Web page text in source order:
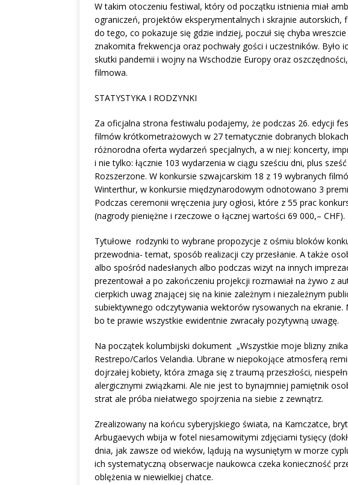
W takim otoczeniu festiwal, który od początku istnienia miał
ograniczeń, projektów eksperymentalnych i skrajnie
do tego, co pokazuje się gdzie indziej, poczuł się chyba
znakomita frekwencja oraz pochwały gości i uczestników. Było
skutki pandemii i wojny na Wschodzie Europy oraz
filmowa.
STATYSTYKA I RODZYNKI
Za oficjalna strona festiwalu podajemy, że podczas 26. edycji
filmów krótkometrażowych w 27 tematycznie dobranych
różnorodna oferta wydarzeń specjalnych, a w niej: koncerty,
i nie tylko: łącznie 103 wydarzenia w ciągu sześciu dni, plus
Rozszerzone. W konkursie szwajcarskim 18 z 19 wybranych
Winterthur, w konkursie międzynarodowym odnotowano 3
Podczas ceremonii wręczenia jury ogłosi, które z 55 prac
(nagrody pieniężne i rzeczowe o łącznej wartości 69 000,– CHF).
Tytułowe rodzynki to wybrane propozycje z ośmiu bloków
przewodnia- temat, sposób realizacji czy przesłanie. A także
albo spośród nadesłanych albo podczas wizyt na innych
prezentował a po zakończeniu projekcji rozmawiał na żywo z
cierpkich uwag znającej się na kinie zależnym i niezależnym
subiektywnego odczytywania wektorów rysowanych na
bo te prawie wszystkie ewidentnie zwracały pozytywną uwagę.
Na początek kolumbijski dokument „Wszystkie moje blizny
Restrepo/Carlos Velandia. Ubrane w niepokojące atmosferą
dojrzałej kobiety, która zmaga się z traumą przeszłości,
alergicznymi związkami. Ale nie jest to bynajmniej pamiętnik
strat ale próba niełatwego spojrzenia na siebie z zewnątrz.
Zrealizowany na końcu syberyjskiego świata, na Kamczatce,
Arbugaevych wbija w fotel niesamowitymi zdjęciami tysięcy
dnia, jak zawsze od wieków, lądują na wysuniętym w morze
ich systematyczną obserwacje naukowca czeka konieczność
oblężenia w niewielkiej chatce.